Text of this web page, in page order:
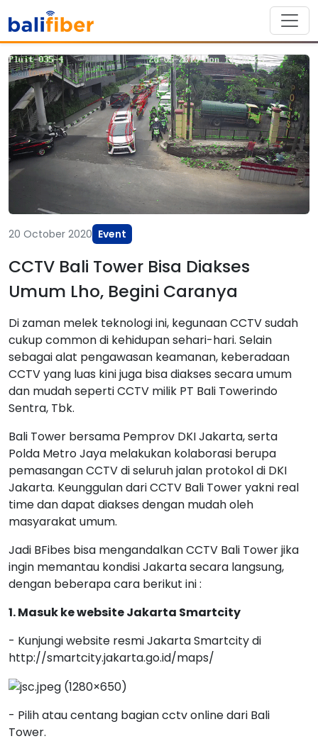
20 October 2020 Event
CCTV Bali Tower Bisa Diakses
Umum Lho, Begini Caranya
Di zaman melek teknologi ini, kegunaan CCTV sudah
cukup common di kehidupan sehari-hari. Selain
sebagai alat pengawasan keamanan, keberadaan
CCTV yang luas kini juga bisa diakses secara umum
dan mudah seperti CCTV milik PT Bali Towerindo
Sentra, Tbk.
Bali Tower bersama Pemprov DKI Jakarta, serta
Polda Metro Jaya melakukan kolaborasi berupa
pemasangan CCTV di seluruh jalan protokol di DKI
Jakarta. Keunggulan dari CCTV Bali Tower yakni real
time dan dapat diakses dengan mudah oleh
masyarakat umum.
Jadi BFibes bisa mengandalkan CCTV Bali Tower jika
ingin memantau kondisi Jakarta secara langsung,
dengan beberapa cara berikut ini :
1. Masuk ke website Jakarta Smartcity
- Kunjungi website resmi Jakarta Smartcity di
http://smartcity.jakarta.go.id/maps/
- Pilih atau centang bagian cctv online dari Bali
Tower.